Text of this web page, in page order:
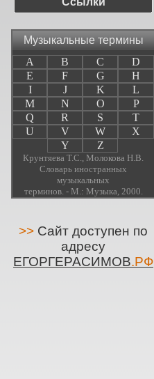
Музыкальные термины
A
B C
D
E
F G
H
I
J K
L
M
N O
P
Q
R S
T
U
V W
X
Y
Z
Крунтяева Т.С., Молокова Н.В.
Словарь иностранных
музыкальных
терминов. - М.: Музыка, 2000.
>> Сайт доступен по
адресу
ЕГОРГЕРАСИМОВ.РФ